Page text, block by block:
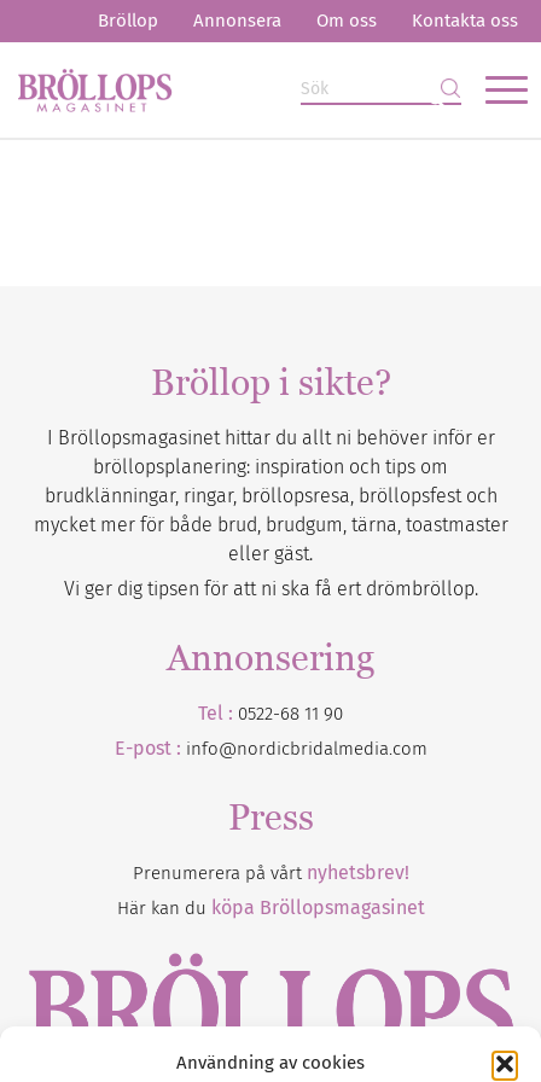
Användning av cookies
Bröllop Annonsera Om oss Kontakta oss
Bröllop i sikte?
I Bröllopsmagasinet hittar du allt ni behöver inför er
bröllopsplanering: inspiration och tips om
brudklänningar, ringar, bröllopsresa, bröllopsfest och
mycket mer för både brud, brudgum, tärna, toastmaster
eller gäst.
Vi ger dig tipsen för att ni ska få ert drömbröllop.
Annonsering
Tel : 0522-68 11 90
E-post : info@nordicbridalmedia.com
Press
Prenumerera på vårt nyhetsbrev!
Här kan du köpa Bröllopsmagasinet